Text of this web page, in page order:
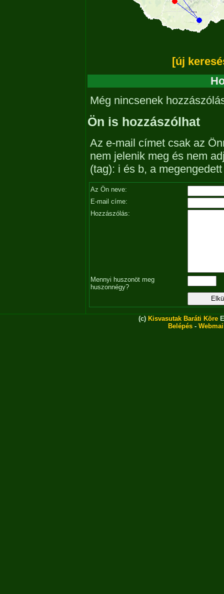
[új
Még nincsenek
Ön is hozzászólhat
Az e-mail címet csak az
nem jelenik meg és nem
(tag): i és b, a
Az Ön neve:
E-mail címe:
Hozzászólás:
Mennyi huszonöt meg
huszonnégy?
(c) Kisvasutak Baráti Köre
Belépés -